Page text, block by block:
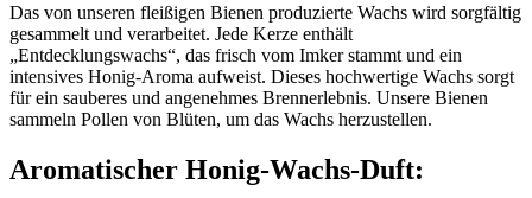
Das von unseren fleißigen Bienen produzierte Wachs wird sorgfältig
gesammelt und verarbeitet. Jede Kerze enthält
„Entdecklungswachs“, das frisch vom Imker stammt und ein
intensives Honig-Aroma aufweist. Dieses hochwertige Wachs sorgt
für ein sauberes und angenehmes Brennerlebnis. Unsere Bienen
sammeln Pollen von Blüten, um das Wachs herzustellen.
Aromatischer Honig-Wachs-Duft: